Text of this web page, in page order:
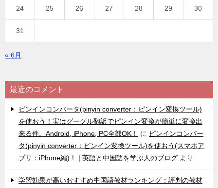
24 25 26 27 28 29 30
31
« 6月
最近のコメント
ピンインコンバータ(pinyin converter：ピンイン変換ツール)
を使おう！実はグーグル翻訳でピンイン変換が簡単に変換出
来る件。Android, iPhone, PC全部OK！
に ピンインコンバー
タ(pinyin converter：ピンイン変換ツール)を使おう(スマホア
プリ：iPhone編)！ | 英語と中国語を学ぶ人のブログ より
学習効果が高いおすすめ中国語教材ランキング：評判の教材